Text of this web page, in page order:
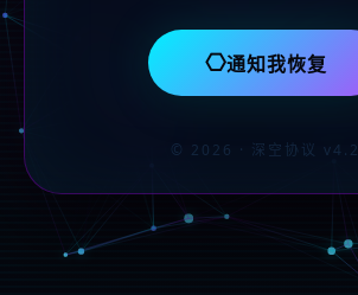
⎔通知我恢复
© 2026 · 深空协议 v4.2